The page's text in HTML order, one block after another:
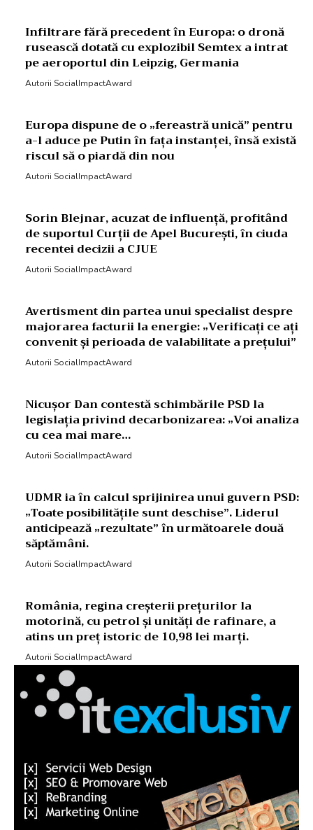
Infiltrare fără precedent în Europa: o dronă
rusească dotată cu explozibil Semtex a intrat
pe aeroportul din Leipzig, Germania
Autorii SocialImpactAward
Europa dispune de o „fereastră unică” pentru
a-l aduce pe Putin în fața instanței, însă există
riscul să o piardă din nou
Autorii SocialImpactAward
Sorin Blejnar, acuzat de influență, profitând
de suportul Curții de Apel București, în ciuda
recentei decizii a CJUE
Autorii SocialImpactAward
Avertisment din partea unui specialist despre
majorarea facturii la energie: „Verificați ce ați
convenit și perioada de valabilitate a prețului”
Autorii SocialImpactAward
Nicușor Dan contestă schimbările PSD la
legislația privind decarbonizarea: „Voi analiza
cu cea mai mare…
Autorii SocialImpactAward
UDMR ia în calcul sprijinirea unui guvern PSD:
„Toate posibilitățile sunt deschise”. Liderul
anticipează „rezultate” în următoarele două
săptămâni.
Autorii SocialImpactAward
România, regina creșterii prețurilor la
motorină, cu petrol și unități de rafinare, a
atins un preț istoric de 10,98 lei marți.
Autorii SocialImpactAward